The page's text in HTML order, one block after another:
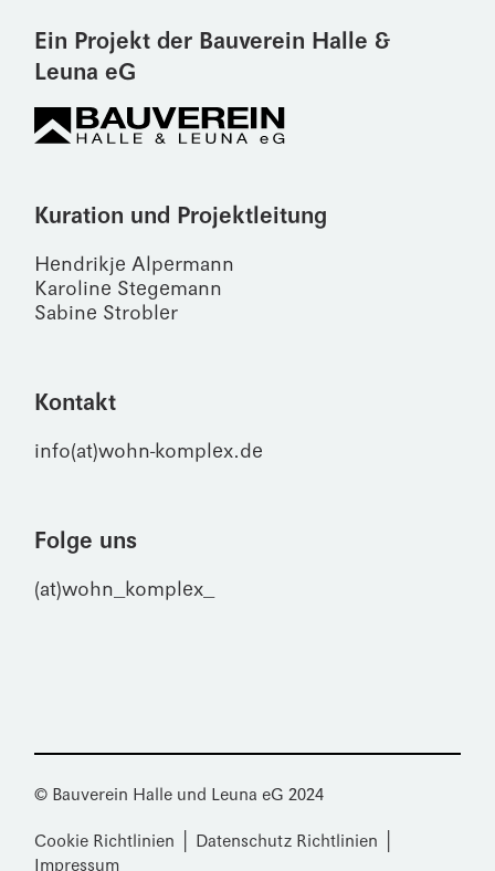
Ein Projekt der Bauverein Halle &
Leuna eG
Kuration und Projektleitung
Hendrikje Alpermann
Karoline Stegemann
Sabine Strobler
Kontakt
info(at)wohn-komplex.de
Folge uns
(at)wohn_komplex_
© Bauverein Halle und Leuna eG 2024
Cookie Richtlinien Datenschutz Richtlinien
Impressum